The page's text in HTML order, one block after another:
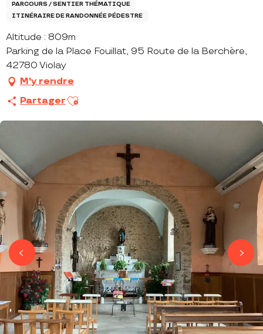
PARCOURS / SENTIER THÉMATIQUE
ITINÉRAIRE DE RANDONNÉE PÉDESTRE
Altitude : 809m
Parking de la Place Fouillat, 95 Route de la Berchère,
42780 Violay
M'y rendre
Partager Ajouter aux favoris